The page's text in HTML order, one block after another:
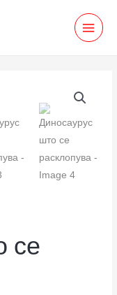
се